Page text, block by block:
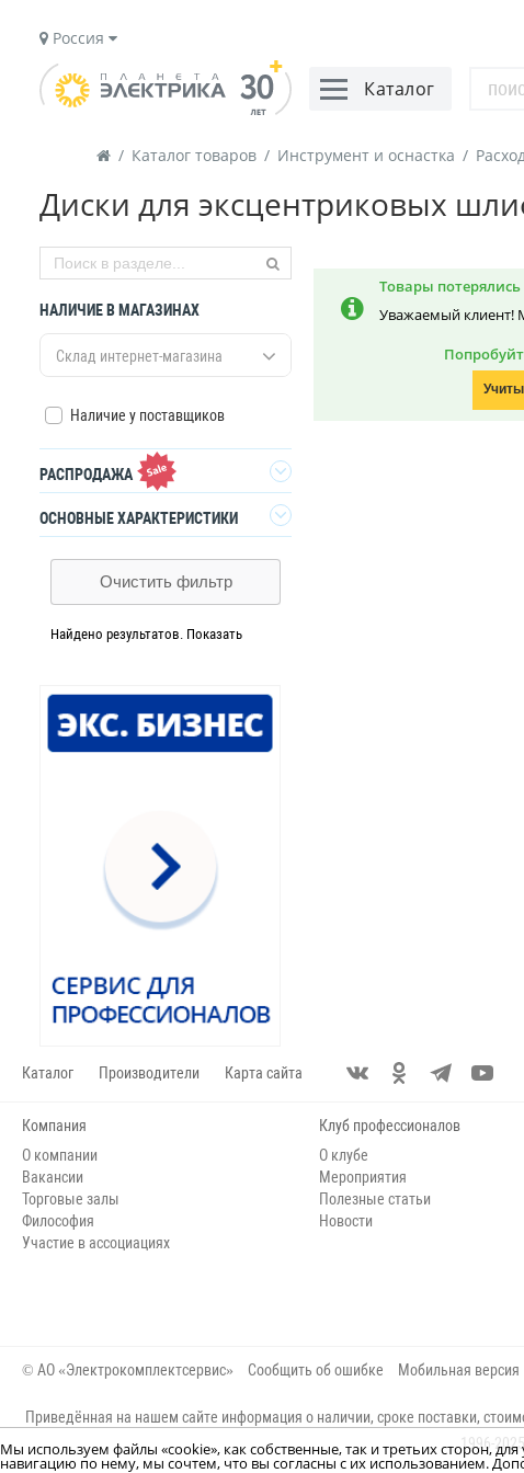
Россия
Каталог
/ Каталог товаров / Инструмент и оснастка /
Диски для эксцентриковых
Товары потерялись
Уважаемый клиент!
НАЛИЧИЕ В МАГАЗИНАХ
Склад интернет-магазина
Наличие у поставщиков
РАСПРОДАЖА
Да
ОСНОВНЫЕ ХАРАКТЕРИСТИКИ
Для построения данного фильтра
Очистить фильтр
Найдено результатов. Показать
Мы используем файлы «cookie», как собственные, так и третьих сторон,
навигацию по нему, мы сочтем, что вы согласны с их использованием.
Каталог Производители Карта сайта
Компания
О компании
Вакансии
Торговые залы
Философия
Участие в ассоциациях
Клуб профессионалов
О клубе
Мероприятия
Полезные статьи
Новости
© АО «Электрокомплектсервис» Сообщить об ошибке Мобильная версия
Приведённая на нашем сайте информация о наличии, сроке поставки,
1996-